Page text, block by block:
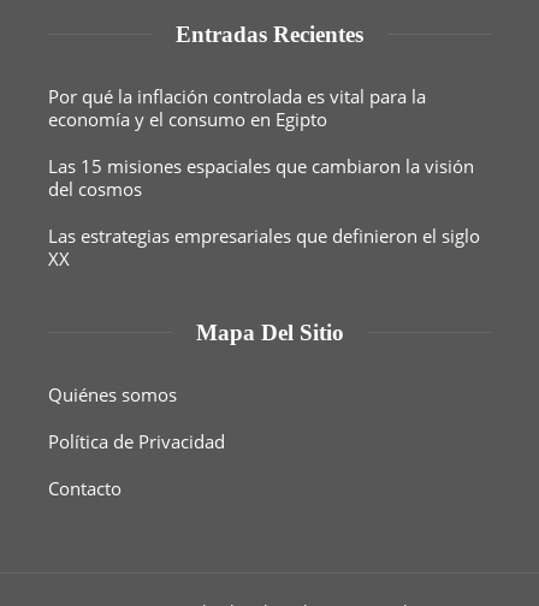
Entradas Recientes
Por qué la inflación controlada es vital para la
economía y el consumo en Egipto
Las 15 misiones espaciales que cambiaron la visión
del cosmos
Las estrategias empresariales que definieron el siglo
XX
Mapa Del Sitio
Quiénes somos
Política de Privacidad
Contacto